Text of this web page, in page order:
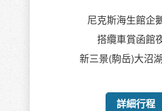
尼克斯海生館企
搭纜車賞函館
新三景(駒岳)大沼
詳細行程